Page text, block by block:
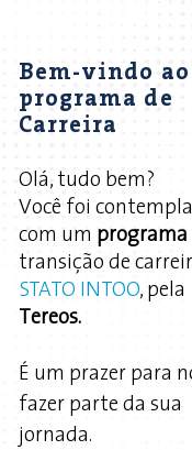
Bem-vindo ao
programa de
Carreira
Olá, tudo bem?
Você foi
com um programa
transição de
STATO INTOO, pela
Tereos.
É um prazer para
fazer parte da sua
jornada.